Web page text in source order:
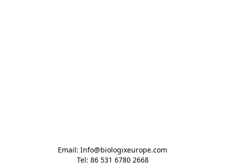
Email: Info@biologixeurope.com
Tel: 86 531 6780 2668